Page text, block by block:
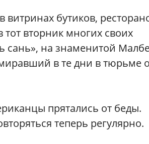
бутиков,
вторник многих своих
сань», на знаменитой
в те дни в тюрьме
прятались от беды.
теперь регулярно.